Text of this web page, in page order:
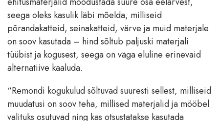
seega oleks kasulik läbi mõelda, milliseid
põrandakatteid, seinakatteid, värve ja muid materjale
on soov kasutada – hind sõltub paljuski materjali
tüübist ja kogusest, seega on väga eluline erinevaid
alternatiive kaaluda.
“Remondi kogukulud sõltuvad suuresti sellest, milliseid
muudatusi on soov teha, millised materjalid ja mööbel
valituks osutuvad ning kas otsustatakse kasutada